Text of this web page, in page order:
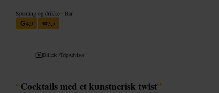
Spisning og drikke • Bar
4,9
3,5
Billede /TripAdvisor
“Cocktails med et kunstnerisk twist”